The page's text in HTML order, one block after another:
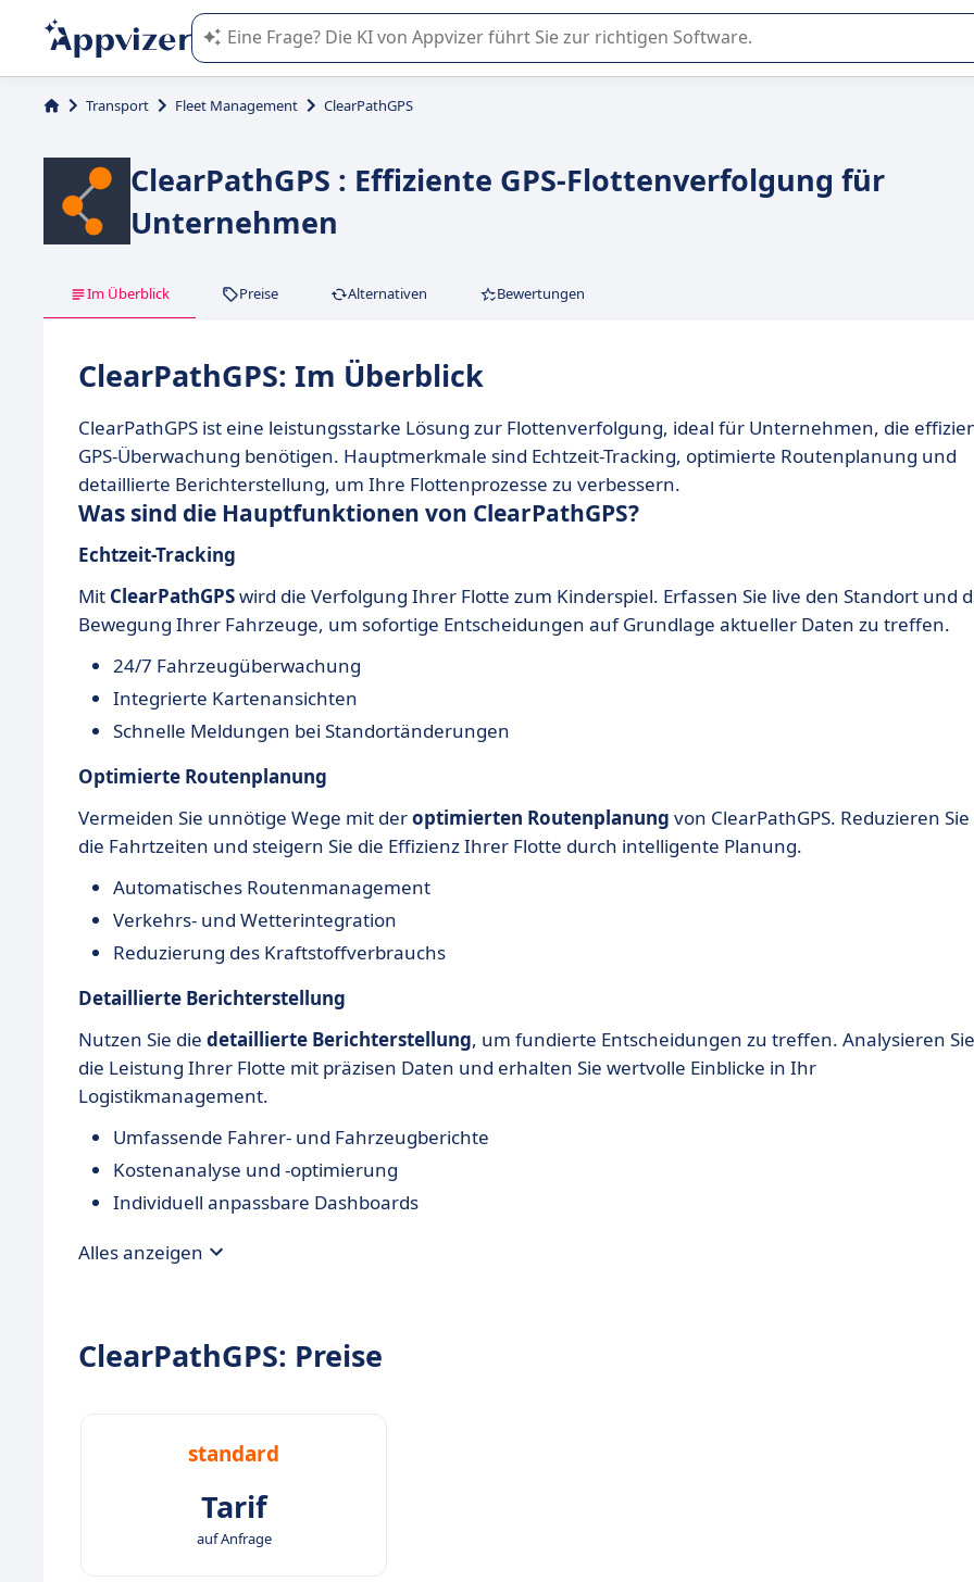
Die KI von Appvizer führt Sie bei der Nutzung oder Auswahl von SaaS-Software in Unternehmen.
Transport Fleet Management ClearPathGPS
ClearPathGPS : Effiziente GPS-Flottenverfolgung für
Unternehmen
Im Überblick Preise Alternativen Bewertungen
ClearPathGPS: Im Überblick
ClearPathGPS ist eine leistungsstarke Lösung zur Flottenverfolgung, ideal für Unternehmen, die
GPS-Überwachung benötigen. Hauptmerkmale sind Echtzeit-Tracking, optimierte Routenplanung und
detaillierte Berichterstellung, um Ihre Flottenprozesse zu verbessern.
Was sind die Hauptfunktionen von ClearPathGPS?
Echtzeit-Tracking
Mit ClearPathGPSwird die Verfolgung Ihrer Flotte zum Kinderspiel. Erfassen Sie live den Standort und
Bewegung Ihrer Fahrzeuge, um sofortige Entscheidungen auf Grundlage aktueller Daten zu treffen.
24/7 Fahrzeugüberwachung
Integrierte Kartenansichten
Schnelle Meldungen bei Standortänderungen
Optimierte Routenplanung
Vermeiden Sie unnötige Wege mit deroptimierten Routenplanung von ClearPathGPS. Reduzieren Sie
die Fahrtzeiten und steigern Sie die Effizienz Ihrer Flotte durch intelligente Planung.
Automatisches Routenmanagement
Verkehrs- und Wetterintegration
Reduzierung des Kraftstoffverbrauchs
Detaillierte Berichterstellung
Nutzen Sie die detaillierte Berichterstellung, um fundierte Entscheidungen zu treffen. Analysieren Sie
die Leistung Ihrer Flotte mit präzisen Daten und erhalten Sie wertvolle Einblicke in Ihr
Logistikmanagement.
Umfassende Fahrer- und Fahrzeugberichte
Kostenanalyse und -optimierung
Individuell anpassbare Dashboards
Alles anzeigen
ClearPathGPS: Preise
standard
Tarif
auf Anfrage